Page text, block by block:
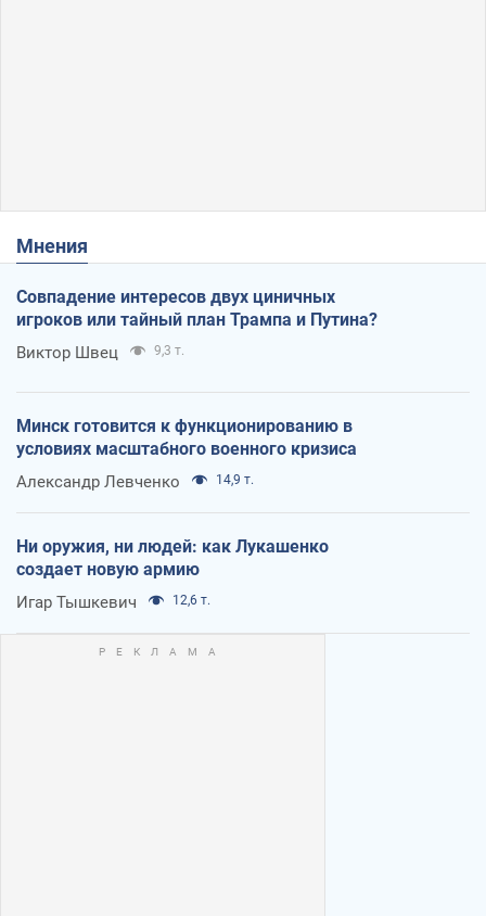
Мнения
Совпадение интересов двух циничных
игроков или тайный план Трампа и Путина?
Виктор Швец 9,3 т.
Минск готовится к функционированию в
условиях масштабного военного кризиса
Александр Левченко 14,9 т.
Ни оружия, ни людей: как Лукашенко
создает новую армию
Игар Тышкевич 12,6 т.